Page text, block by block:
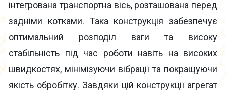
інтегрована транспортна вісь, розташована перед
задніми котками. Така конструкція забезпечує
оптимальний розподіл ваги та високу
стабільність під час роботи навіть на високих
швидкостях, мінімізуючи вібрації та покращуючи
якість обробітку. Завдяки цій конструкції агрегат